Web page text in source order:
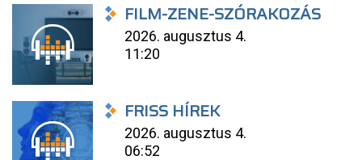
FILM-ZENE-SZÓRAKOZÁS
2026. augusztus 4.
11:20
FRISS HÍREK
2026. augusztus 4.
06:52